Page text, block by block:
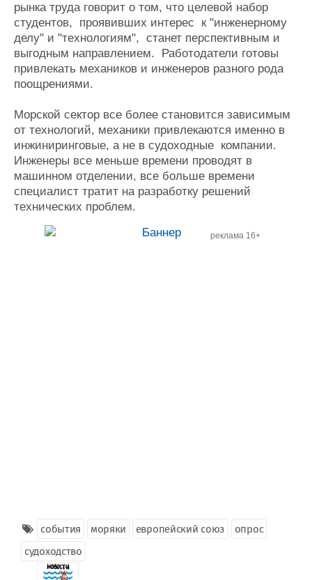
рынка труда говорит о том, что целевой набор
студентов, проявивших интерес к "инженерному
делу" и "технологиям", станет перспективным и
выгодным направлением. Работодатели готовы
привлекать механиков и инженеров разного рода
поощрениями.
Морской сектор все более становится зависимым
от технологий, механики привлекаются именно в
инжиниринговые, а не в судоходные компании.
Инженеры все меньше времени проводят в
машинном отделении, все больше времени
специалист тратит на разработку решений
технических проблем.
реклама 16+
события моряки европейский союз
опрос
судоходство